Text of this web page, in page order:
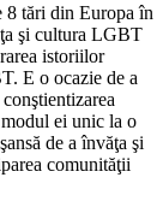
tări din Europa în
şi cultura LGBT
istoriilor
E o ocazie de a
ei unic la o
de a învăţa şi
comunităţii